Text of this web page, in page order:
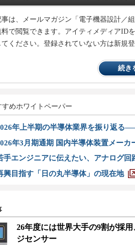
事は、メールマガジン「電子機器設計／
料で閲覧できます。アイティメディアID
てください。登録されていない方は新規
続き
すめホワイトペーパー
年上半期の半導体業界を振り返る
年3月期通期 国内半導体装置メーカ
手エンジニアに伝えたい、アナログ回
興目指す「日の丸半導体」の現在地
26年度には世界大手の9割が採
ジセンサー